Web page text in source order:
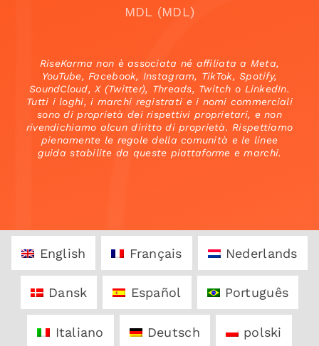
MDL (MDL)
RiseKarma non è associata né affiliata a Meta,
YouTube, Facebook, Instagram, TikTok, Spotify,
SoundCloud, X (Twitter), Threads, Twitch o LinkedIn.
Tutti i loghi, i marchi registrati e i nomi commerciali
sono di proprietà dei rispettivi proprietari, e non
rivendichiamo alcun diritto di proprietà. Rispettiamo
pienamente le regole della comunità e le linee
guida stabilite da queste piattaforme e marchi.
English Français Nederlands
Dansk Español Português
Italiano Deutsch polski